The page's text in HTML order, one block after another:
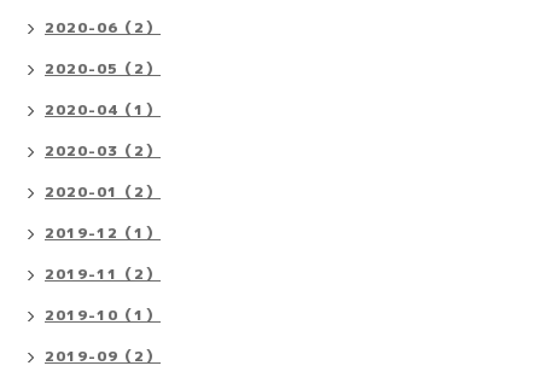
2020-06（2）
2020-05（2）
2020-04（1）
2020-03（2）
2020-01（2）
2019-12（1）
2019-11（2）
2019-10（1）
2019-09（2）